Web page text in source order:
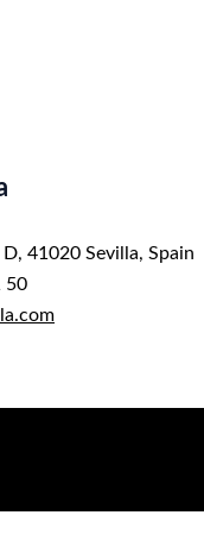
41020 Sevilla, Spain
50